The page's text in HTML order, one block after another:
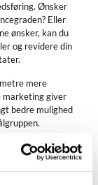
Ønsker
Eller
ønsker, kan du
og revidere din
mere
marketing giver
bedre mulighed
som kan være
mange tilfælde